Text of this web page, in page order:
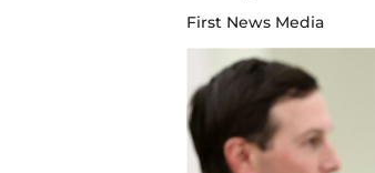
First News Media